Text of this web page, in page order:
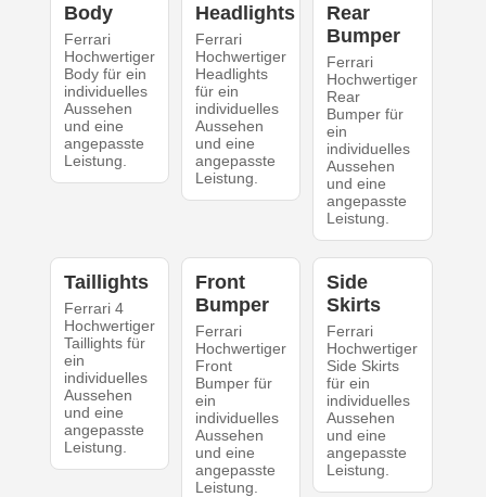
Body
Ferrari
Hochwertiger
Body für ein
individuelles
Aussehen
und eine
angepasste
Leistung.
Headlights
Ferrari
Hochwertiger
Headlights
für ein
individuelles
Aussehen
und eine
angepasste
Leistung.
Rear
Bumper
Ferrari
Hochwertiger
Rear
Bumper für
ein
individuelles
Aussehen
und eine
angepasste
Leistung.
Taillights
Ferrari 4
Hochwertiger
Taillights für
ein
individuelles
Aussehen
und eine
angepasste
Leistung.
Front
Bumper
Ferrari
Hochwertiger
Front
Bumper für
ein
individuelles
Aussehen
und eine
angepasste
Leistung.
Side
Skirts
Ferrari
Hochwertiger
Side Skirts
für ein
individuelles
Aussehen
und eine
angepasste
Leistung.